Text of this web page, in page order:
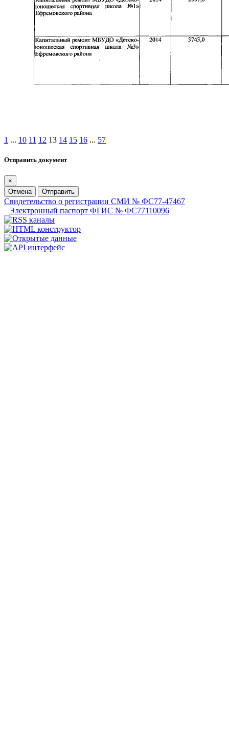
1 ... 10 11 12 13 14 15 16 ... 57
Отправить документ
×
Отмена
Отправить
Свидетельство о регистрации СМИ № ФС77-47467
Электронный паспорт ФГИС № ФС77110096